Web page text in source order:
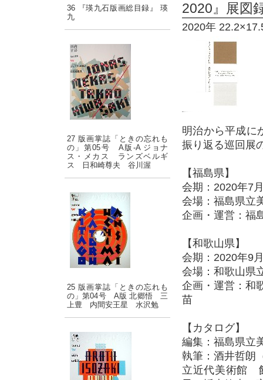
36 『瑛九石版画総目録』 瑛
九
27 版画掌誌「ときの忘れも
の」第05号 A版-A ジョナ
ス・メカス ランズベルギ
ス 日和崎尊夫 谷川渥
25 版画掌誌「ときの忘れも
の」第04号 A版 北郷悟 三
上豊 内間安王星 水沢勉
2020』展図
2020年
明治から平成に
振り返る巡回展
【福島県】
会期：2020年7
会場：福島県立
企画・運営：福
【和歌山県】
会期：2020年9
会場：和歌山県
企画・運営：和
苗
【カタログ】
編集：福島県立
執筆：酒井哲朗
立近代美術館